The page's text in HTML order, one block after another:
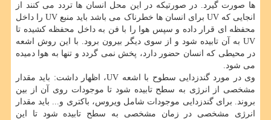
ها صورت گیرد. در صورتیکه در این محل انسان ها تردد می کنند از
انجایی که UV برای انسان ها خطرناک می باشد باید منبع UV را داخل
محفظه ای قرار داده و سپس هوا را با فن به داخل محفظه کشیده تا
UV به آن تابیده شود و از سوی دیگر بیرون برود. با این روش اشعه
در محیطی که انسان حضور دارد، پخش نمی گردد و تنها به هوا دمیده
می شود.
وی در مورد گندزدایی سطوح با اشعه UV، اظهار داشت: باید مقدار
مشخصی از انرژی به سطح تابیده شود تا موجودات روی آن از بین
بروند. برای گندزدایی موجودات شامل ویروس، باکتری و... باید مقدار
انرژی مشخصی در زمان مشخصی به سطح تابیده شود تا این